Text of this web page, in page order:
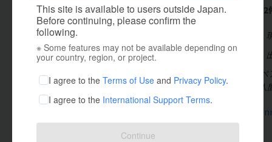
人気のプロジェクト 注目の
アート・写真
テクノロジー・ガジェット
映像・映画
ビジネス・起業
This site is available to users outside Japan.
Before continuing, please confirm the
following.
※ Some features may not be available depending on
your country, region, or project.
I agree to the Terms of Use and Privacy Policy.
I agree to the International Support Terms.
Continue
これまでに2
出身国：日本
オーシャンリ
飼うすべての